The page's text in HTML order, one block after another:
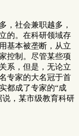
，社会兼职越多，
的。在科研领域存
基本被垄断，从立
控制。尽管某些项
系，但是，无论立
专家的大名冠于首
都成了专家的“成
，某市级教育科研